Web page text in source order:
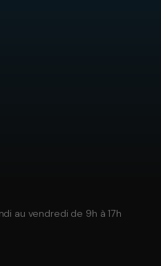
au vendredi de 9h à 17h